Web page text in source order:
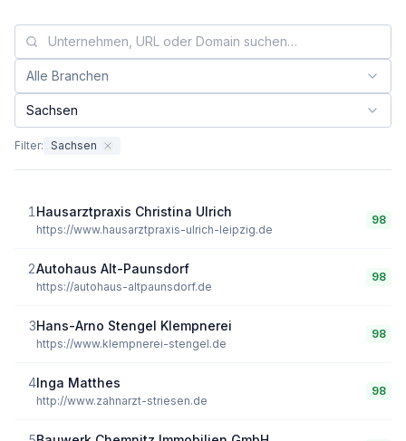
Branche filtern:
Alle Branchen
Bundesland filtern:
Sachsen
Filter: Sachsen
1 Hausarztpraxis Christina Ulrich
https://www.hausarztpraxis-ulrich-leipzig.de
98
2Autohaus Alt-Paunsdorf
https://autohaus-altpaunsdorf.de
98
3Hans-Arno Stengel Klempnerei
https://www.klempnerei-stengel.de
98
4Inga Matthes
http://www.zahnarzt-striesen.de
98